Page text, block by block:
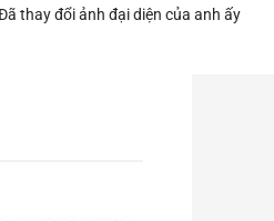
thay đổi ảnh đại diện của anh ấy